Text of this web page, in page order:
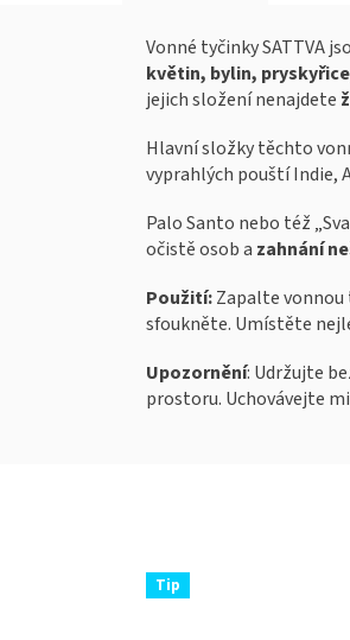
Tip
Vonné tyčinky SATTVA
květin, bylin,
jejich složení nenajdete
Hlavní složky těchto
vyprahlých pouští Indie,
Palo Santo nebo též
očistě osob a zahnání
Použití:Zapalte
sfoukněte. Umístěte
Upozornění: Udržujte
prostoru. Uchovávejte